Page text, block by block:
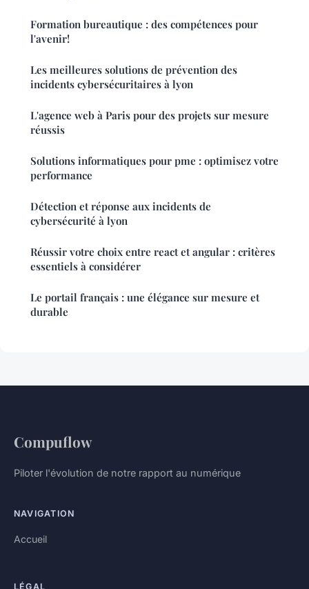
Formation bureautique : des compétences pour
l'avenir!
Les meilleures solutions de prévention des
incidents cybersécuritaires à lyon
L'agence web à Paris pour des projets sur mesure
réussis
Solutions informatiques pour pme : optimisez votre
performance
Détection et réponse aux incidents de
cybersécurité à lyon
Réussir votre choix entre react et angular : critères
essentiels à considérer
Le portail français : une élégance sur mesure et
durable
Compuflow
Piloter l'évolution de notre rapport au numérique
NAVIGATION
Accueil
LÉGAL